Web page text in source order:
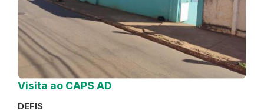
Visita ao CAPS AD
DEFIS